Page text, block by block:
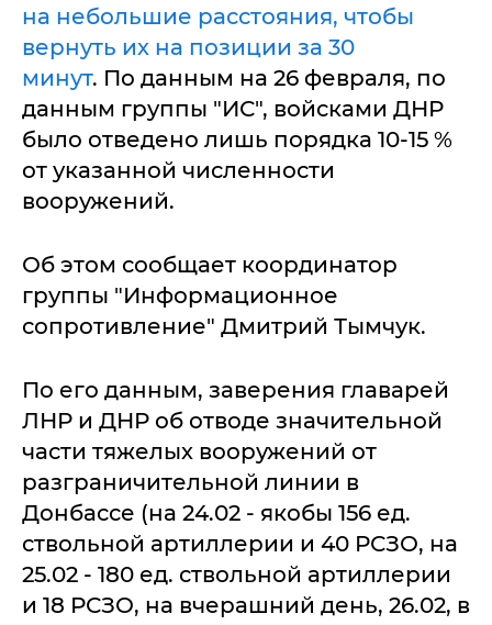
на небольшие расстояния, чтобы
вернуть их на позиции за 30
минут. По данным на 26 февраля, по
данным группы "ИС", войсками ДНР
было отведено лишь порядка 10-15 %
от указанной численности
вооружений.
Об этом сообщает координатор
группы "Информационное
сопротивление" Дмитрий Тымчук.
По его данным, заверения главарей
ЛНР и ДНР об отводе значительной
части тяжелых вооружений от
разграничительной линии в
Донбассе (на 24.02 - якобы 156 ед.
ствольной артиллерии и 40 РСЗО, на
25.02 - 180 ед. ствольной артиллерии
и 18 РСЗО, на вчерашний день, 26.02, в